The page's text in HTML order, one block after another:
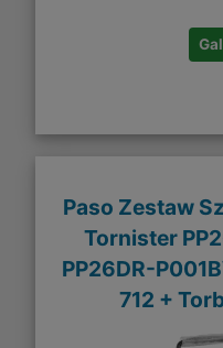
Paso Zestaw
Tornister
PP26DR-
712 +